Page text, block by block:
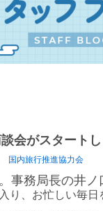
会がスタートし
国内旅行推進協力会
事務局長の井ノ
り、お忙しい毎日